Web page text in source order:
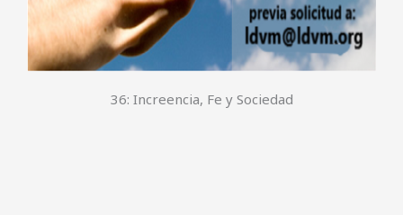
36: Increencia, Fe y Sociedad